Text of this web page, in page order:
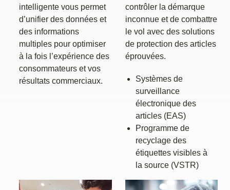
intelligente vous permet
d’unifier des données et
des informations
multiples pour optimiser
à la fois l’expérience des
consommateurs et vos
résultats commerciaux.
contrôler la démarque
inconnue et de combattre
le vol avec des solutions
de protection des articles
éprouvées.
Systèmes de
surveillance
électronique des
articles (EAS)
Programme de
recyclage des
étiquettes visibles à
la source (VSTR)